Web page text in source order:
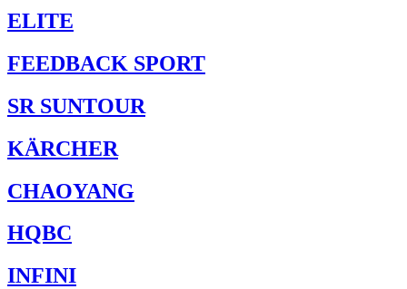
ELITE
FEEDBACK SPORT
SR SUNTOUR
KÄRCHER
CHAOYANG
HQBC
INFINI